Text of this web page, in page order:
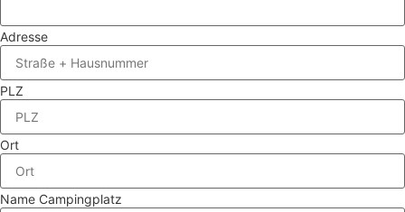
Adresse
PLZ
Ort
Name Campingplatz